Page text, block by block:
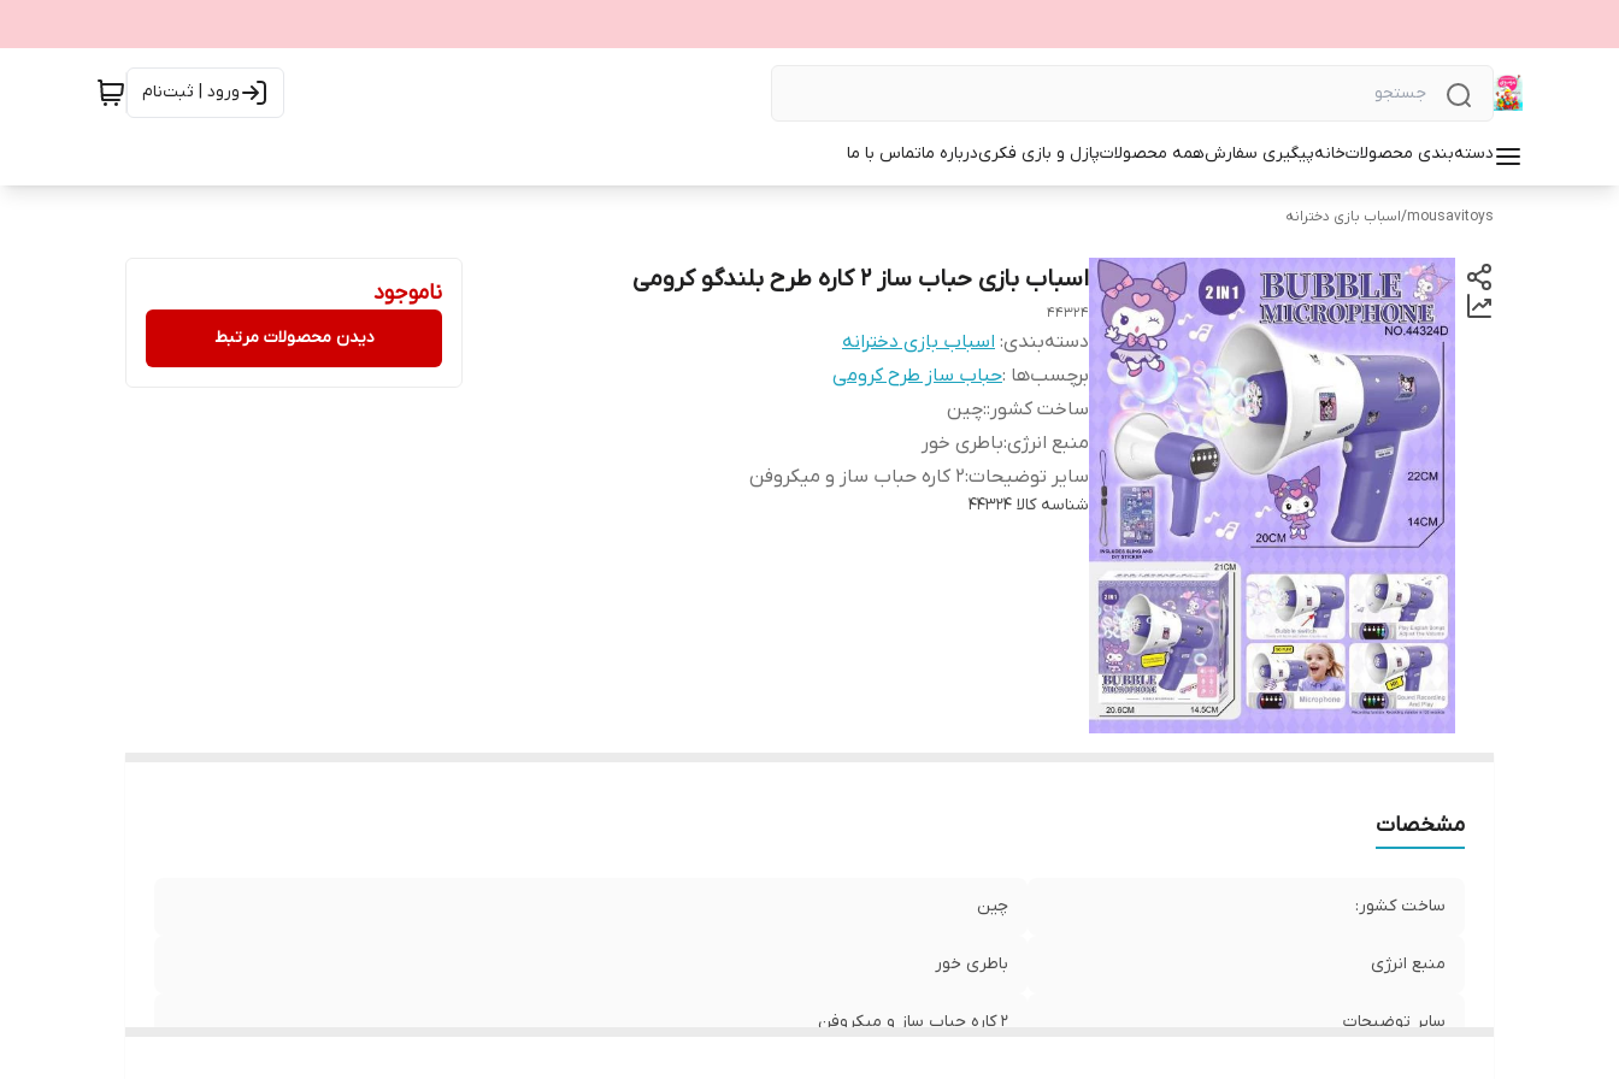
ورود | ثبت‌نام
دسته‌بندی محصولاتخانهپیگیری سفارشهمه محصولاتپازل و بازی فکریدرباره ماتماس با ما
mousavitoys
/اسباب بازی دخترانه
اسباب بازی حباب ساز 2 کاره طرح بلندگو کرومی
44324
دسته‌بندی: اسباب بازی دخترانه
برچسب‌ها :حباب ساز طرح کرومی
ساخت کشور::چین
منبع انرژی:باطری خور
سایر توضیحات:2 کاره حباب ساز و میکروفن
شناسه کالا 44324
ناموجود
دیدن محصولات مرتبط
مشخصات
ساخت کشور: چین
منبع انرژی باطری خور
سایر توضیحات 2 کاره حباب ساز و میکروفن